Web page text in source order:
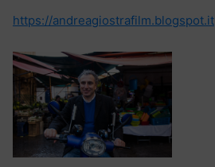
https://andreagiostrafilm.blogspot.it